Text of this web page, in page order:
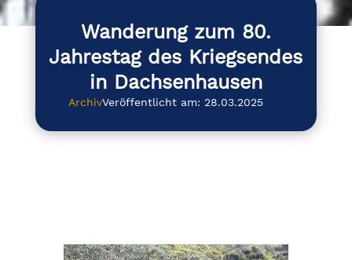
Wanderung zum 80.
Jahrestag des Kriegsendes
in Dachsenhausen
ArchivVeröffentlicht am: 28.03.2025